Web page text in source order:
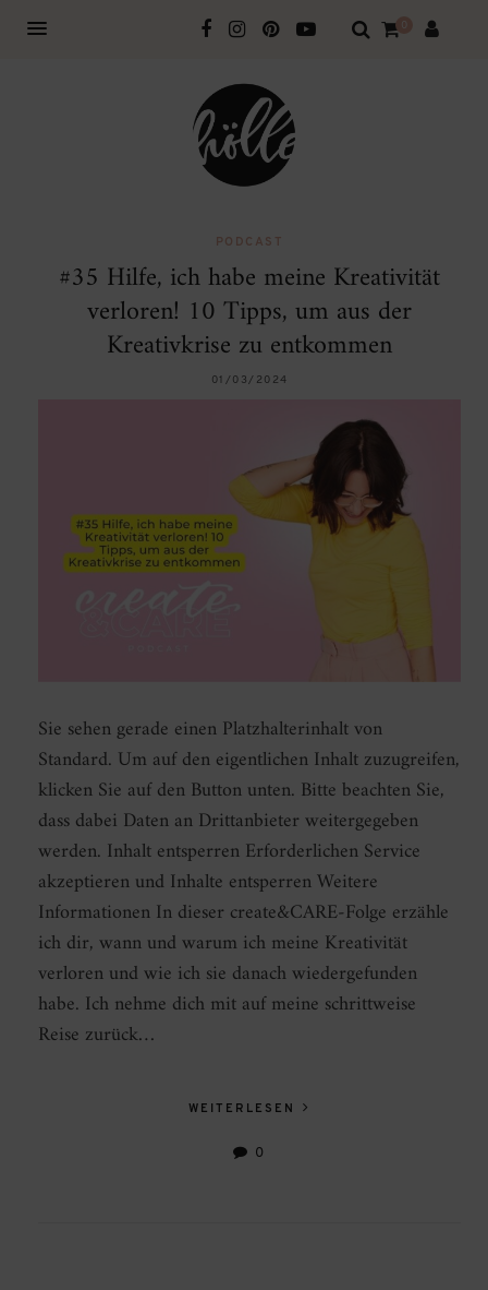
0
PODCAST
#35 Hilfe, ich habe meine Kreativität
verloren! 10 Tipps, um aus der
Kreativkrise zu entkommen
01/03/2024
Sie sehen gerade einen Platzhalterinhalt von
Standard. Um auf den eigentlichen Inhalt zuzugreifen,
klicken Sie auf den Button unten. Bitte beachten Sie,
dass dabei Daten an Drittanbieter weitergegeben
werden. Inhalt entsperren Erforderlichen Service
akzeptieren und Inhalte entsperren Weitere
Informationen In dieser create&CARE-Folge erzähle
ich dir, wann und warum ich meine Kreativität
verloren und wie ich sie danach wiedergefunden
habe. Ich nehme dich mit auf meine schrittweise
Reise zurück…
WEITERLESEN
0